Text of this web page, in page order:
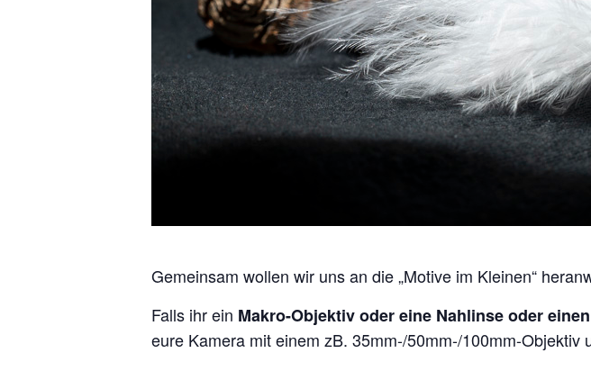
Gemeinsam wollen wir uns an die „Motive im Kleinen“
Falls ihr ein Makro-Objektiv oder eine Nahlinse oder
eure Kamera mit einem zB. 35mm-/50mm-/100mm-Objektiv